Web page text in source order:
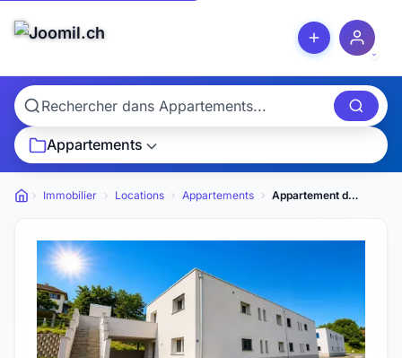
Appartements
Petites annonces
Immobilier Locations Appartements Appartement de 4.5 pièces au rez à louer à Courfaivre